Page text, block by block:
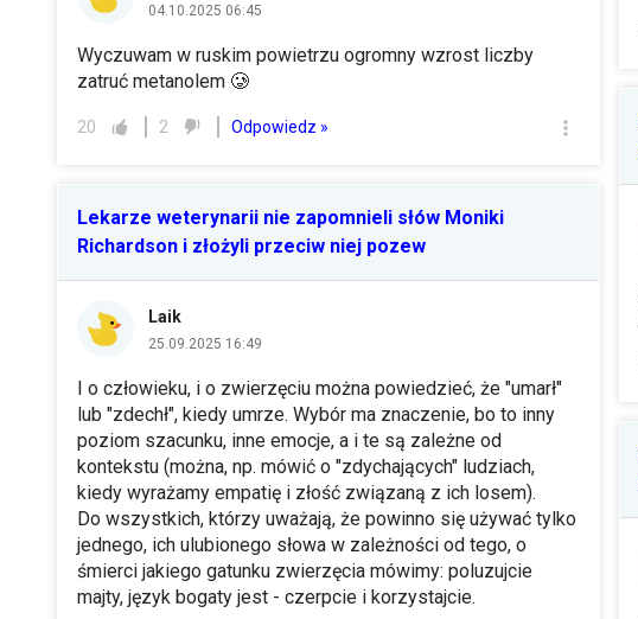
04.10.2025 06:45
Wyczuwam w ruskim powietrzu ogromny wzrost liczby
zatruć metanolem 🥲
20 2 Odpowiedz »
Lekarze weterynarii nie zapomnieli słów Moniki
Richardson i złożyli przeciw niej pozew
Laik
25.09.2025 16:49
I o człowieku, i o zwierzęciu można powiedzieć, że "umarł"
lub "zdechł", kiedy umrze. Wybór ma znaczenie, bo to inny
poziom szacunku, inne emocje, a i te są zależne od
kontekstu (można, np. mówić o "zdychających" ludziach,
kiedy wyrażamy empatię i złość związaną z ich losem).
Do wszystkich, którzy uważają, że powinno się używać tylko
jednego, ich ulubionego słowa w zależności od tego, o
śmierci jakiego gatunku zwierzęcia mówimy: poluzujcie
majty, język bogaty jest - czerpcie i korzystajcie.